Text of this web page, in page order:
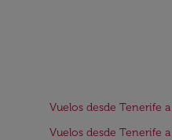
Vuelos desde Tenerife
Vuelos desde Tenerife